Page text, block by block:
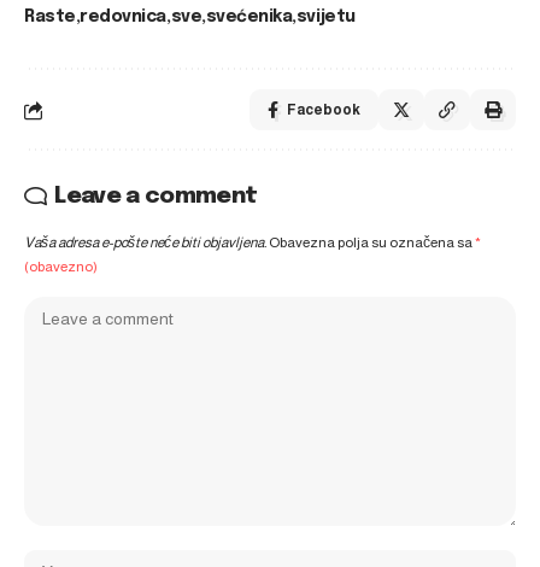
Raste redovnica sve svećenika svijetu
Facebook
Leave a comment
Vaša adresa e-pošte neće biti objavljena. Obavezna polja su označena sa*
(obavezno)